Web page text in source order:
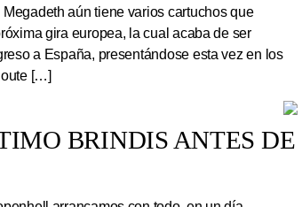
aún tiene varios cartuchos que
gira europea, la cual acaba de ser
a España, presentándose esta vez en los
[…]
BRINDIS ANTES DE